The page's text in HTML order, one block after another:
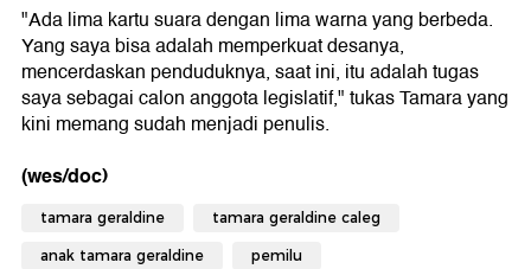
"Ada lima kartu suara dengan lima warna yang berbeda.
Yang saya bisa adalah memperkuat desanya,
mencerdaskan penduduknya, saat ini, itu adalah tugas
saya sebagai calon anggota legislatif," tukas Tamara yang
kini memang sudah menjadi penulis.
(wes/doc)
tamara geraldine tamara geraldine caleg
anak tamara geraldine pemilu